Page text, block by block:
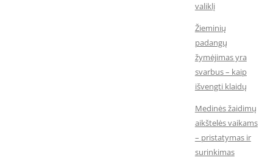
valiklį
Žieminių
padangų
žymėjimas yra
svarbus – kaip
išvengti klaidų
Medinės žaidimų
aikštelės vaikams
– pristatymas ir
surinkimas